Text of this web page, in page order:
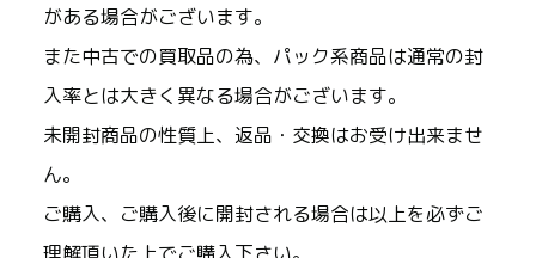
がある場合がございます。
また中古での買取品の為、パック系商品は通常の封
入率とは大きく異なる場合がございます。
未開封商品の性質上、返品・交換はお受け出来ませ
ん。
ご購入、ご購入後に開封される場合は以上を必ずご
理解頂いた上でご購入下さい。